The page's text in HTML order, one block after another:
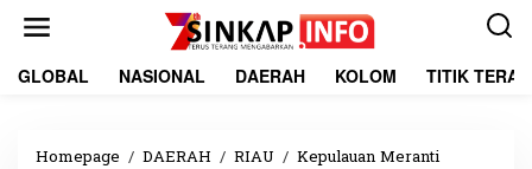
GLOBAL NASIONAL DAERAH KOLOM TITIK
Homepage / DAERAH / RIAU / Kepulauan Meranti